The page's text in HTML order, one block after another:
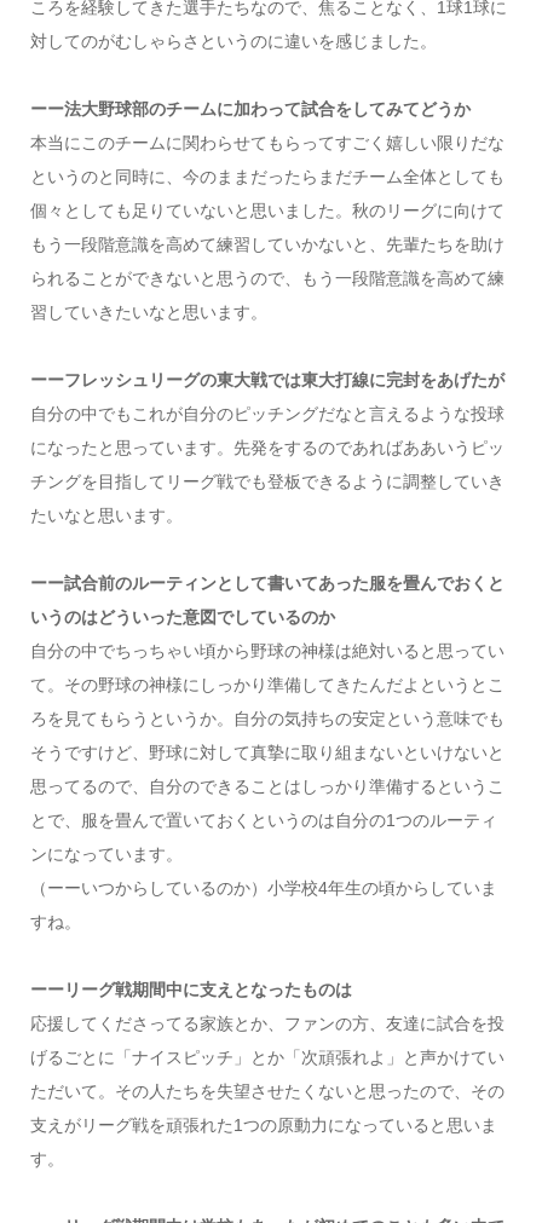
ころを経験してきた選手たちなので、焦ることなく、1球1球に
対してのがむしゃらさというのに違いを感じました。
ーー法大野球部のチームに加わって試合をしてみてどうか
本当にこのチームに関わらせてもらってすごく嬉しい限りだな
というのと同時に、今のままだったらまだチーム全体としても
個々としても足りていないと思いました。秋のリーグに向けて
もう一段階意識を高めて練習していかないと、先輩たちを助け
られることができないと思うので、もう一段階意識を高めて練
習していきたいなと思います。
ーーフレッシュリーグの東大戦では東大打線に完封をあげたが
自分の中でもこれが自分のピッチングだなと言えるような投球
になったと思っています。先発をするのであればああいうピッ
チングを目指してリーグ戦でも登板できるように調整していき
たいなと思います。
ーー試合前のルーティンとして書いてあった服を畳んでおくと
いうのはどういった意図でしているのか
自分の中でちっちゃい頃から野球の神様は絶対いると思ってい
て。その野球の神様にしっかり準備してきたんだよというとこ
ろを見てもらうというか。自分の気持ちの安定という意味でも
そうですけど、野球に対して真摯に取り組まないといけないと
思ってるので、自分のできることはしっかり準備するというこ
とで、服を畳んで置いておくというのは自分の1つのルーティ
ンになっています。
（ーーいつからしているのか）小学校4年生の頃からしていま
すね。
ーーリーグ戦期間中に支えとなったものは
応援してくださってる家族とか、ファンの方、友達に試合を投
げるごとに「ナイスピッチ」とか「次頑張れよ」と声かけてい
ただいて。その人たちを失望させたくないと思ったので、その
支えがリーグ戦を頑張れた1つの原動力になっていると思いま
す。